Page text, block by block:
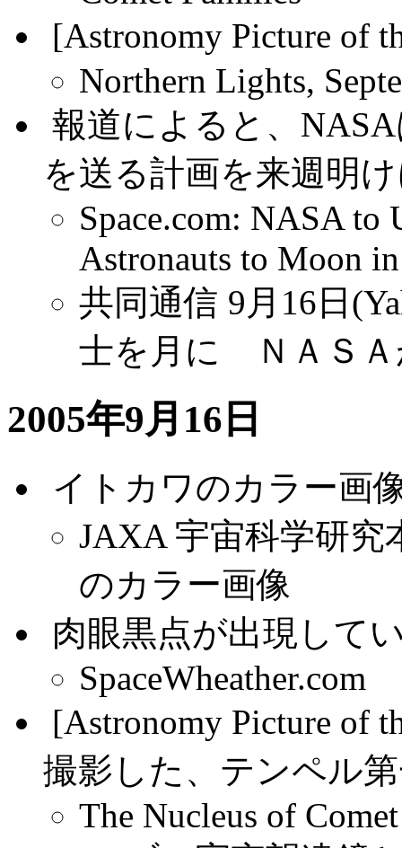
[Astronomy Picture of
Northern Lights,
報道によると、
を送る計画を来週明
Space.com: NASA to
Astronauts to Moon
共同通信 9月16日
士を月に ＮＡＳＡ
2005年9月16日
イトカワのカラー画
JAXA 宇宙科学研
のカラー画像
肉眼黒点が出現して
SpaceWheather.com
[Astronomy Picture of
撮影した、テンペル
The Nucleus of